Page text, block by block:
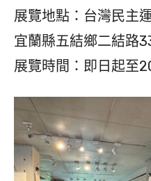
展覽地點：台灣民主
宜蘭縣五結鄉二結路
展覽時間：即日起至